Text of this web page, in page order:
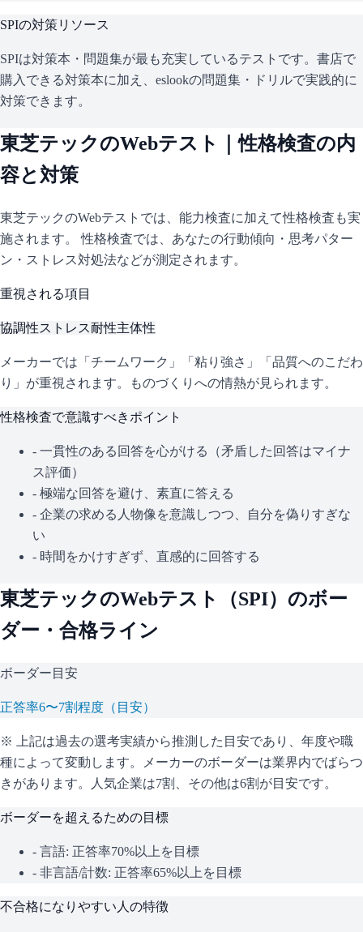
SPIの対策リソース
SPIは対策本・問題集が最も充実しているテストです。書店で
購入できる対策本に加え、eslookの問題集・ドリルで実践的に
対策できます。
東芝テックのWebテスト｜性格検査の内
容と対策
東芝テックのWebテストでは、能力検査に加えて性格検査も実
施されます。 性格検査では、あなたの行動傾向・思考パター
ン・ストレス対処法などが測定されます。
重視される項目
協調性ストレス耐性主体性
メーカーでは「チームワーク」「粘り強さ」「品質へのこだわ
り」が重視されます。ものづくりへの情熱が見られます。
性格検査で意識すべきポイント
- 一貫性のある回答を心がける（矛盾した回答はマイナ
ス評価）
- 極端な回答を避け、素直に答える
- 企業の求める人物像を意識しつつ、自分を偽りすぎな
い
- 時間をかけすぎず、直感的に回答する
東芝テックのWebテスト（SPI）のボー
ダー・合格ライン
ボーダー目安
正答率6〜7割程度（目安）
※ 上記は過去の選考実績から推測した目安であり、年度や職
種によって変動します。
メーカーのボーダーは業界内でばらつ
きがあります。人気企業は7割、その他は6割が目安です。
ボーダーを超えるための目標
- 言語: 正答率70%以上を目標
- 非言語/計数: 正答率65%以上を目標
不合格になりやすい人の特徴